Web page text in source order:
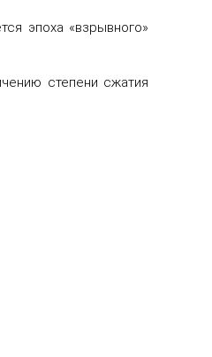
эпоха «взрывного»
степени сжатия